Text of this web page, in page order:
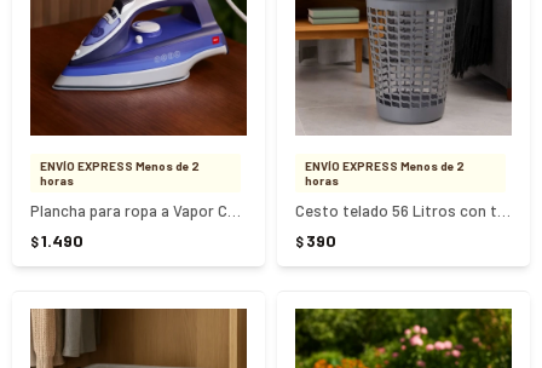
ENVÍO EXPRESS Menos de 2
horas
$1.490
ENVÍO EXPRESS Menos de 2
horas
$ 390